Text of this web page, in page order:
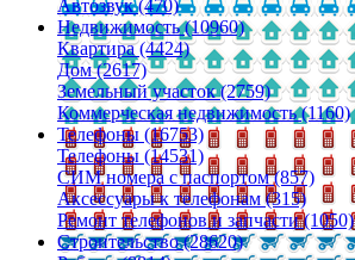
Автозвук (470)
Недвижимость (10960)
Квартира (4424)
Дом (2617)
Земельный участок (2759)
Коммерческая недвижимость (1160)
Телефоны (16753)
Телефоны (14531)
СИМ номера с паспортом (857)
Аксессуары к телефонам (315)
Ремонт телефонов и запчасти (1050)
Строительство (28620)